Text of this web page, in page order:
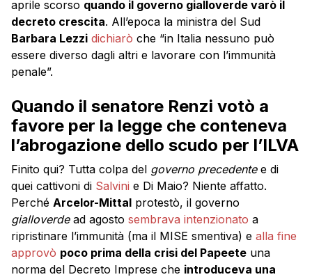
aprile scorso quando il governo gialloverde varò il
decreto crescita. All’epoca la ministra del Sud
Barbara Lezzi dichiarò che “in Italia nessuno può
essere diverso dagli altri e lavorare con l’immunità
penale”.
Quando il senatore Renzi votò a
favore per la legge che conteneva
l’abrogazione dello scudo per l’ILVA
Finito qui? Tutta colpa del governo precedentee di
quei cattivoni di Salvini e Di Maio? Niente affatto.
Perché Arcelor-Mittal protestò, il governo
gialloverdead agosto sembrava intenzionato a
ripristinare l’immunità (ma il MISE smentiva) e alla fine
approvò poco prima della crisi del Papeete una
norma del Decreto Imprese che introduceva una